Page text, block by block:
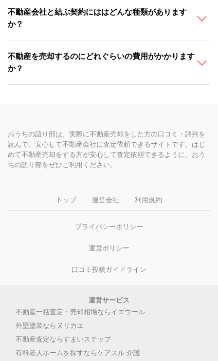
不動産会社と結ぶ契約にははどんな種類があります
か？
不動産を売却するのにどれぐらいの費用がかかります
か？
おうちの語り部は、実際に不動産売却をした方の口コミ・評判を
読んで、安心して不動産会社に査定依頼できるサイトです。はじ
めて不動産売却をする方が安心して査定依頼できるように、おう
ちの語り部をぜひご利用ください。
トップ 運営会社 利用規約
プライバシーポリシー
運営ポリシー
口コミ投稿ガイドライン
運営サービス
不動産一括査定・売却相場ならイエウール
外壁塗装ならヌリカエ
不動産査定ならすまいステップ
有料老人ホームを探すならケアスル 介護